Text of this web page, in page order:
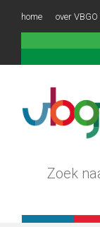
home over VBGO